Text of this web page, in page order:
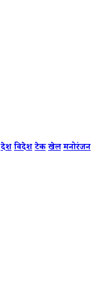
देशविदेशटेकखेलमनोरंजन